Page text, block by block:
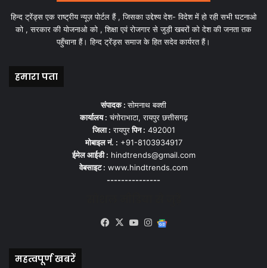
हिन्द ट्रेंड्स एक राष्ट्रीय न्यूज़ पोर्टल हैं , जिसका उद्देश्य देश- विदेश में हो रही सभी घटनाओ
को , सरकार की योजनाओ को , शिक्षा एवं रोजगार से जुड़ी खबरों को देश की जनता तक
पहुँचाना हैं। हिन्द ट्रेंड्स समाज के हित सदेव कार्यरत हैं।
हमारा पता
संपादक :सोमनाथ बक्शी
कार्यालय : चंगोराभाटा, रायपुर छत्तीसगढ़
जिला : रायपुरपिन : 492001
मोबाइल नं. : +91-8103934917
ईमेल आईडी : hindtrends@gmail.com
वेबसाइट : www.hindtrends.com
---------------
Facebook
X YouTubeInstagram
महत्वपूर्ण खबरें